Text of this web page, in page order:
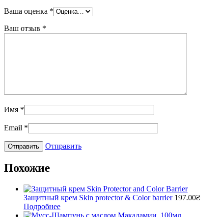
Ваша оценка *
Ваш отзыв *
Имя *
Email *
Отправить
Похожие
Защитный крем Skin protector & Color barrier 197.00₴
Подробнее